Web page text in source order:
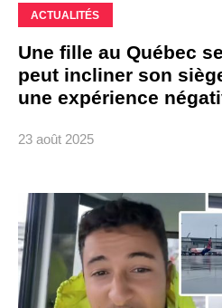
ACTUALITÉS
Une fille au Québec
peut incliner son
une expérience
23 août 2025